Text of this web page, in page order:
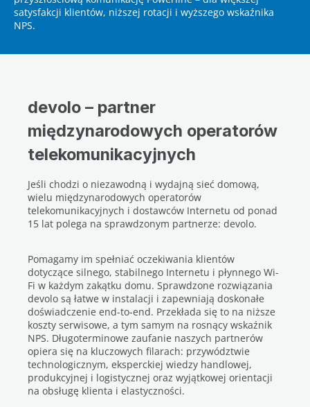
satysfakcji klientów, niższej rotacji i wyższego wskaźnika
NPS.
devolo – partner
międzynarodowych operatorów
telekomunikacyjnych
Jeśli chodzi o niezawodną i wydajną sieć domową,
wielu międzynarodowych operatorów
telekomunikacyjnych i dostawców Internetu od ponad
15 lat polega na sprawdzonym partnerze: devolo.
Pomagamy im spełniać oczekiwania klientów
dotyczące silnego, stabilnego Internetu i płynnego Wi-
Fi w każdym zakątku domu. Sprawdzone rozwiązania
devolo są łatwe w instalacji i zapewniają doskonałe
doświadczenie end-to-end. Przekłada się to na niższe
koszty serwisowe, a tym samym na rosnący wskaźnik
NPS. Długoterminowe zaufanie naszych partnerów
opiera się na kluczowych filarach: przywództwie
technologicznym, eksperckiej wiedzy handlowej,
produkcyjnej i logistycznej oraz wyjątkowej orientacji
na obsługę klienta i elastyczności.